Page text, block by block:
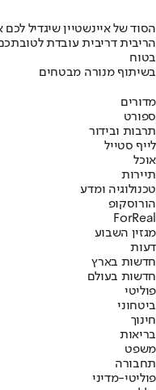
הסוד של איינשטיין שיגדיל
הריבית דריבית עובדת
בטוח
בשיתוף מנורה מבטחים
מדורים
ספורט
תרבות ובידור
לייף סטייל
אוכל
תיירות
טכנולוגיה ומדע
הורוסקופ
ForReal
מגזין השבוע
דעות
חדשות בארץ
חדשות בעולם
פוליטי
ביטחוני
חינוך
בריאות
משפט
תחבורה
פוליטי-מדיני